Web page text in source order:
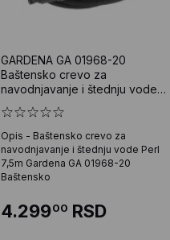
GARDENA GA 01968-20
Baštensko crevo za
navodnjavanje i štednju vode
Opis - Baštensko crevo za
navodnjavanje i štednju vode Perl
7,5m Gardena GA 01968-20
Baštensko
4.29900 RSD